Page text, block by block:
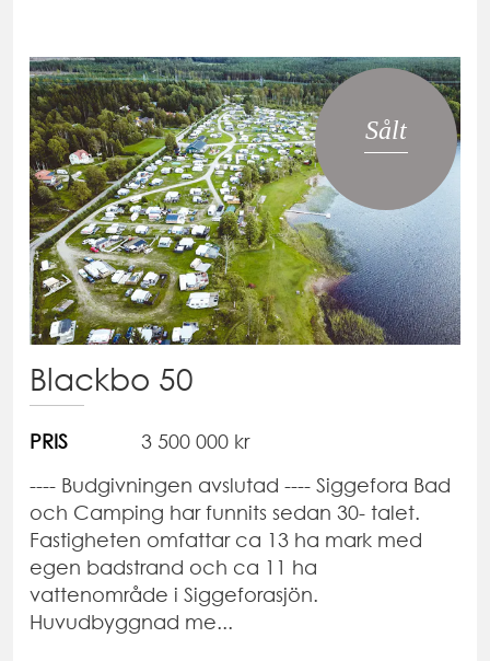
Sålt
Blackbo 50
PRIS
3 500 000 kr
---- Budgivningen avslutad ---- Siggefora Bad
och Camping har funnits sedan 30- talet.
Fastigheten omfattar ca 13 ha mark med
egen badstrand och ca 11 ha
vattenområde i Siggeforasjön.
Huvudbyggnad me...